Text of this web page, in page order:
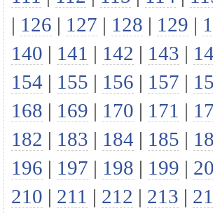
| 126 | 127 | 128 | 129 |
140 | 141 | 142 | 143 |
154 | 155 | 156 | 157 |
168 | 169 | 170 | 171 |
182 | 183 | 184 | 185 |
196 | 197 | 198 | 199 |
210 | 211 | 212 | 213 |